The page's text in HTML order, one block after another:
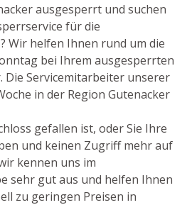
ausgesperrt und suchen
für die
Wir helfen Ihnen rund um die
bei Ihrem ausgesperrten
Die Servicemitarbeiter unserer
in der Region Gutenacker
gefallen ist, oder Sie Ihre
und keinen Zugriff mehr auf
kennen uns im
sehr gut aus und helfen Ihnen
zu geringen Preisen in